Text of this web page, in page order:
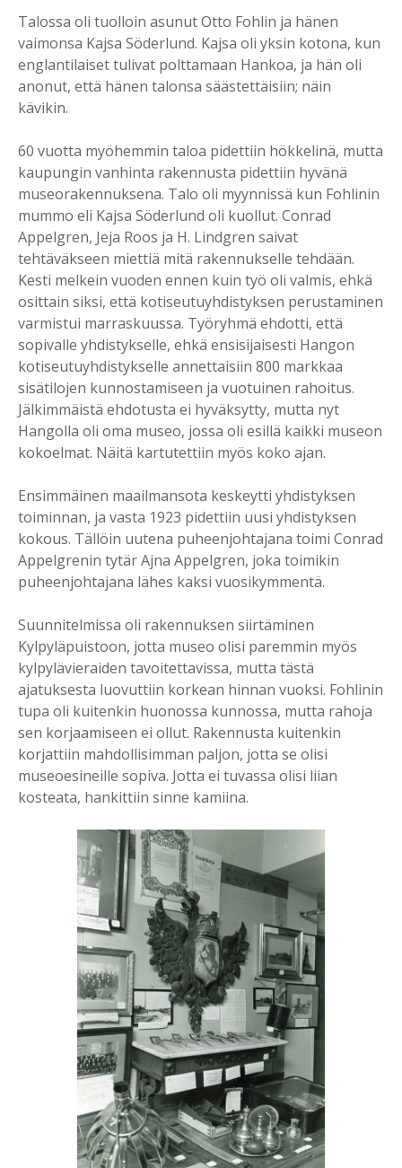
Talossa oli tuolloin asunut Otto Fohlin ja hänen
vaimonsa Kajsa Söderlund. Kajsa oli yksin kotona, kun
englantilaiset tulivat polttamaan Hankoa, ja hän oli
anonut, että hänen talonsa säästettäisiin; näin
kävikin.
60 vuotta myöhemmin taloa pidettiin hökkelinä, mutta
kaupungin vanhinta rakennusta pidettiin hyvänä
museorakennuksena. Talo oli myynnissä kun Fohlinin
mummo eli Kajsa Söderlund oli kuollut. Conrad
Appelgren, Jeja Roos ja H. Lindgren saivat
tehtäväkseen miettiä mitä rakennukselle tehdään.
Kesti melkein vuoden ennen kuin työ oli valmis, ehkä
osittain siksi, että kotiseutuyhdistyksen perustaminen
varmistui marraskuussa. Työryhmä ehdotti, että
sopivalle yhdistykselle, ehkä ensisijaisesti Hangon
kotiseutuyhdistykselle annettaisiin 800 markkaa
sisätilojen kunnostamiseen ja vuotuinen rahoitus.
Jälkimmäistä ehdotusta ei hyväksytty, mutta nyt
Hangolla oli oma museo, jossa oli esillä kaikki museon
kokoelmat. Näitä kartutettiin myös koko ajan.
Ensimmäinen maailmansota keskeytti yhdistyksen
toiminnan, ja vasta 1923 pidettiin uusi yhdistyksen
kokous. Tällöin uutena puheenjohtajana toimi Conrad
Appelgrenin tytär Ajna Appelgren, joka toimikin
puheenjohtajana lähes kaksi vuosikymmentä.
Suunnitelmissa oli rakennuksen siirtäminen
Kylpyläpuistoon, jotta museo olisi paremmin myös
kylpylävieraiden tavoitettavissa, mutta tästä
ajatuksesta luovuttiin korkean hinnan vuoksi. Fohlinin
tupa oli kuitenkin huonossa kunnossa, mutta rahoja
sen korjaamiseen ei ollut. Rakennusta kuitenkin
korjattiin mahdollisimman paljon, jotta se olisi
museoesineille sopiva. Jotta ei tuvassa olisi liian
kosteata, hankittiin sinne kamiina.